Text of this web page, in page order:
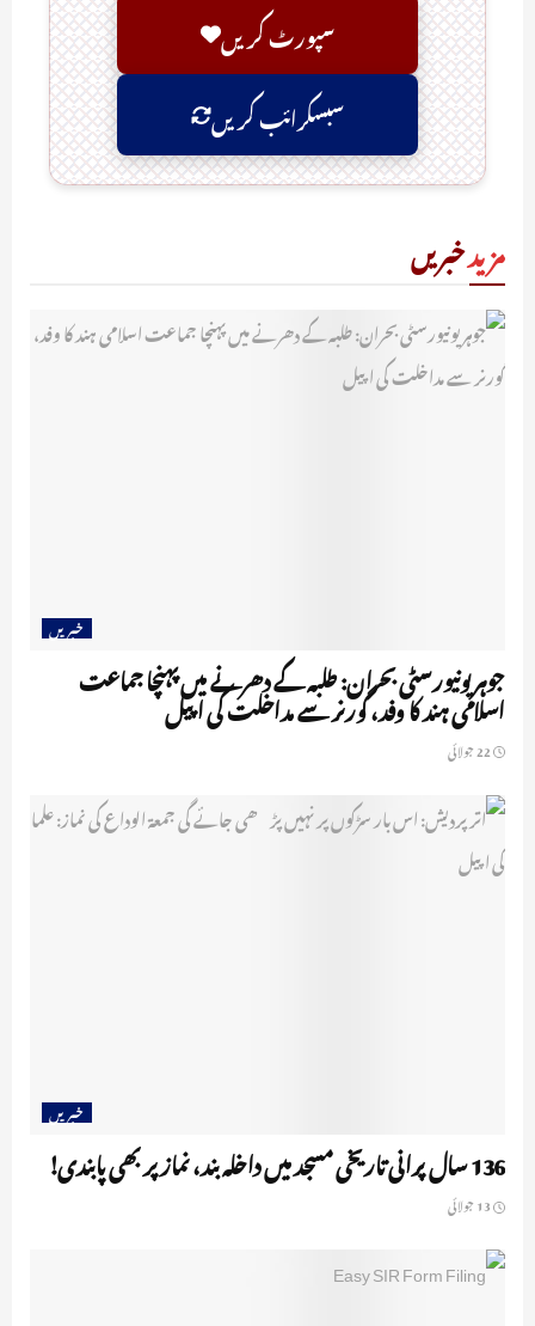
سپورٹ کریں
سبسکرائب کریں
مزیدخبریں
خبریں
جوہر یونیورسٹی بحران: طلبہ کے دھرنے میں پہنچا جماعت
اسلامی ہند کا وفد، گورنر سے مداخلت کی اپیل
خبریں
136 سال پرانی تاریخی مسجد میں داخلہ بند، نماز پر بھی پابندی!